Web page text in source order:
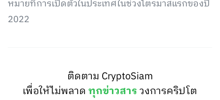
หมายที่การเปิดตัวในประเทศในช่วงไตรมาสแรกของปี
2022
ติดตาม CryptoSiam
เพื่อให้ไม่พลาดทุกข่าวสารวงการคริปโต